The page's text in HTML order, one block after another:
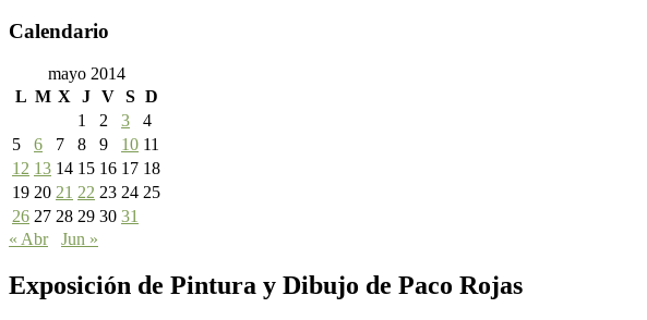
Calendario
mayo 2014
L M X J V S D
1
2 3
4
5
6 7 8 9 10 11
12 13 14 15 16 17 18
19 20 21 22 23 24 25
26 27 28 29 30 31
« Abr
Jun »
Exposición de Pintura y Dibujo de Paco Rojas